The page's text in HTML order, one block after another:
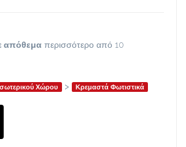
απόθεμα περισσότερο από 10
Χώρου > Κρεμαστά Φωτιστικά